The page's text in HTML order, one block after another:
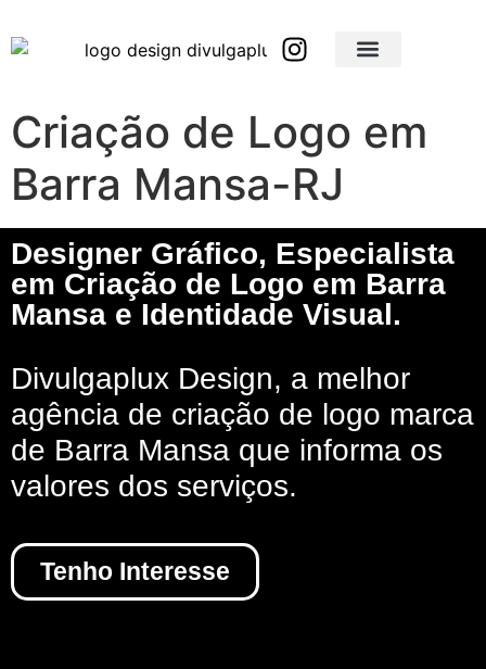
Criação de Logo em
Barra Mansa-RJ
Designer Gráfico, Especialista
em Criação de Logo em Barra
Mansa e Identidade Visual.
Divulgaplux Design, a melhor
agência de criação de logo marca
de Barra Mansa que informa os
valores dos serviços.
Tenho Interesse